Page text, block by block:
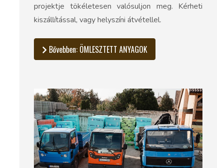
projektje tökéletesen valósuljon meg. Kérheti
kiszállítással, vagy helyszíni átvétellel.
Bővebben: ÖMLESZTETT ANYAGOK